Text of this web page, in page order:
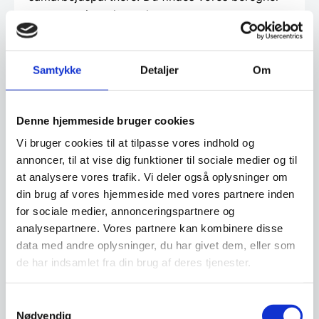
Samtykke Detaljer Om
Denne hjemmeside bruger cookies
Vi bruger cookies til at tilpasse vores indhold og
annoncer, til at vise dig funktioner til sociale medier og til
at analysere vores trafik. Vi deler også oplysninger om
din brug af vores hjemmeside med vores partnere inden
for sociale medier, annonceringspartnere og
analysepartnere. Vores partnere kan kombinere disse
data med andre oplysninger, du har givet dem, eller som
de har indsamlet fra din brug af deres tjenester.
Nødvendig
og ansøgningsskema her:
Beregn og ansøg her
Har du spørgsmål til varen? Klik her
Vi prismatcher - Klik her
Relaterede varer